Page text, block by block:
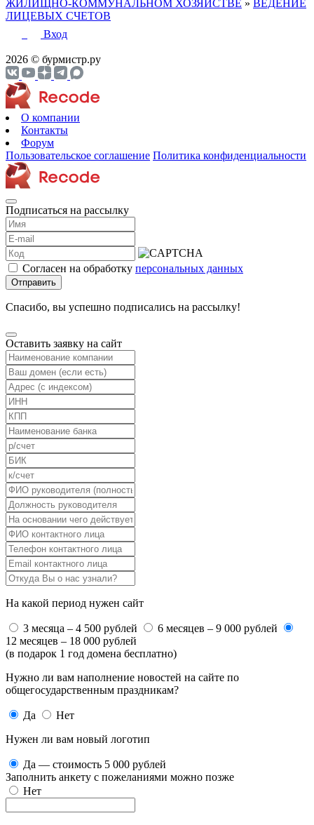
ЖИЛИЩНО-КОММУНАЛЬНОМ ХОЗЯЙСТВЕ » ВЕДЕНИЕ
ЛИЦЕВЫХ СЧЕТОВ
Вход
2026 © бурмистр.ру
О компании
Контакты
Форум
Пользовательское соглашение Политика конфиденциальности
Подписаться на рассылку
Согласен на обработку персональных данных
Отправить
Спасибо, вы успешно подписались на рассылку!
Оставить заявку на сайт
На какой период нужен сайт
3 месяца – 4 500 рублей
6 месяцев – 9 000 рублей
12 месяцев – 18 000 рублей
(в подарок 1 год домена бесплатно)
Нужно ли вам наполнение новостей на сайте по
общегосударственным праздникам?
Да
Нет
Нужен ли вам новый логотип
Да — стоимость 5 000 рублей
Заполнить анкету с пожеланиями можно позже
Нет